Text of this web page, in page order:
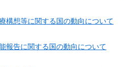
構想等に関する国の動向について
報告に関する国の動向について